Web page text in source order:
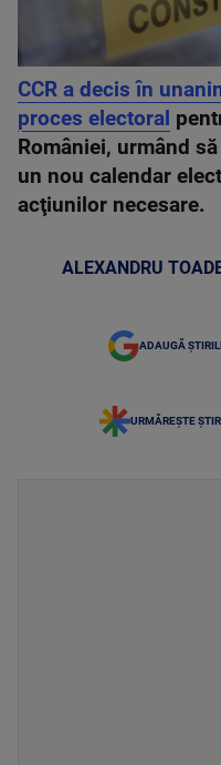
CCR a decis în
proces electoral
României, urmând
un nou calendar
acţiunilor necesare.
ALEXANDRU
ADAUGĂ
URMĂREȘTE